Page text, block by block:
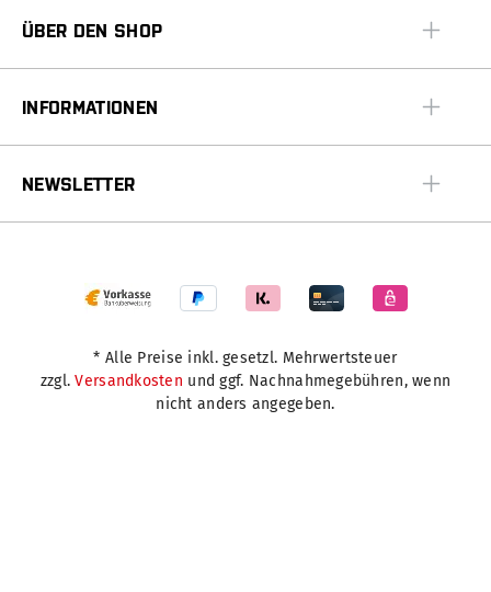
ÜBER DEN SHOP
INFORMATIONEN
NEWSLETTER
* Alle Preise inkl. gesetzl. Mehrwertsteuer
zzgl.Versandkosten und ggf. Nachnahmegebühren, wenn
nicht anders angegeben.